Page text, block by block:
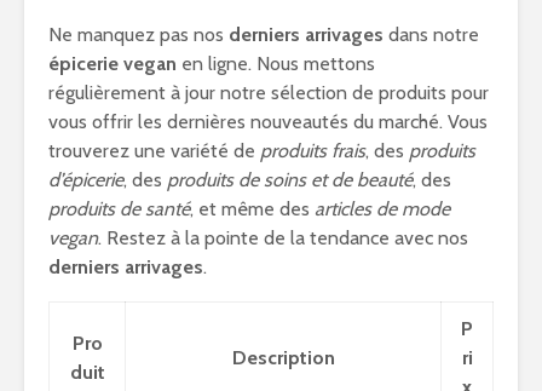
Ne manquez pas nos derniers arrivages dans notre
épicerie vegan en ligne. Nous mettons
régulièrement à jour notre sélection de produits pour
vous offrir les dernières nouveautés du marché. Vous
trouverez une variété de produits frais, des produits
d’épicerie, des produits de soins et de beauté, des
produits de santé, et même des articles de mode
vegan. Restez à la pointe de la tendance avec nos
derniers arrivages.
Pro
duit
Description
P
ri